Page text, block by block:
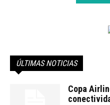
ÚLTIMAS NOTICIAS
Copa